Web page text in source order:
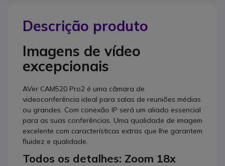
Descrição produto
Imagens de vídeo
excepcionais
AVer CAM520 Pro2 é uma câmara de
videoconferência ideal para salas de reuniões médias
ou grandes. Com conexão IP será um aliado essencial
para as suas conferências. Uma qualidade de imagem
excelente com características extras que lhe garantem
fluidez e qualidade.
Todos os detalhes: Zoom 18x